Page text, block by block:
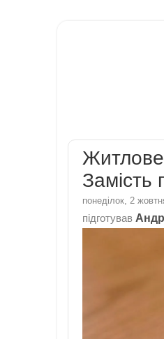
Житлове
Замість
понеділок, 2
підготував